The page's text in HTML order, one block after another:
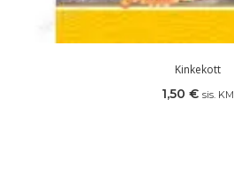
Kinkekott
1,50 € sis. KM